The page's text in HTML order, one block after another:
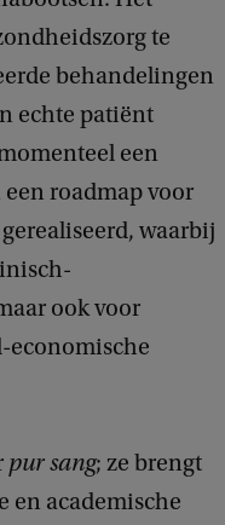
te
behandelingen
echte patiënt
een
roadmap voor
waarbij
ook voor
economische
pur sang; ze brengt
en academische